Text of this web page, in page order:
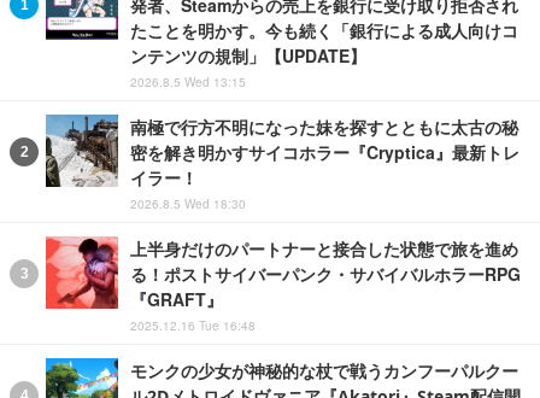
発者、Steamからの売上を銀行に受け取り拒否され
たことを明かす。今も続く「銀行による成人向けコ
ンテンツの規制」【UPDATE】
2026.8.5 Wed 13:15
南極で行方不明になった妹を探すとともに太古の秘
密を解き明かすサイコホラー『Cryptica』最新トレ
イラー！
2026.8.5 Wed 18:30
上半身だけのパートナーと接合した状態で旅を進め
る！ポストサイバーパンク・サバイバルホラーRPG
『GRAFT』
2025.12.16 Tue 16:48
モンクの少女が神秘的な杖で戦うカンフーパルクー